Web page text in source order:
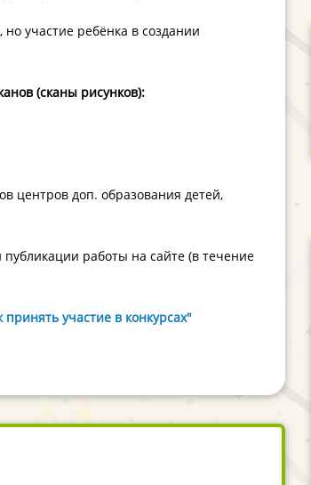
участие ребёнка в создании
(сканы рисунков):
центров доп. образования детей,
работы на сайте (в течение
принять участие в конкурсах"